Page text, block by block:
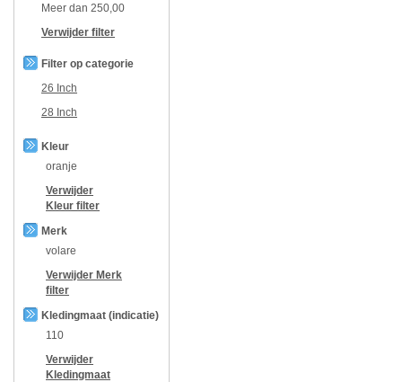
Meer dan 250,00
Verwijder filter
Filter op categorie
26 Inch
28 Inch
Kleur
oranje
Verwijder
Kleur filter
Merk
volare
Verwijder Merk
filter
Kledingmaat (indicatie)
110
Verwijder
Kledingmaat